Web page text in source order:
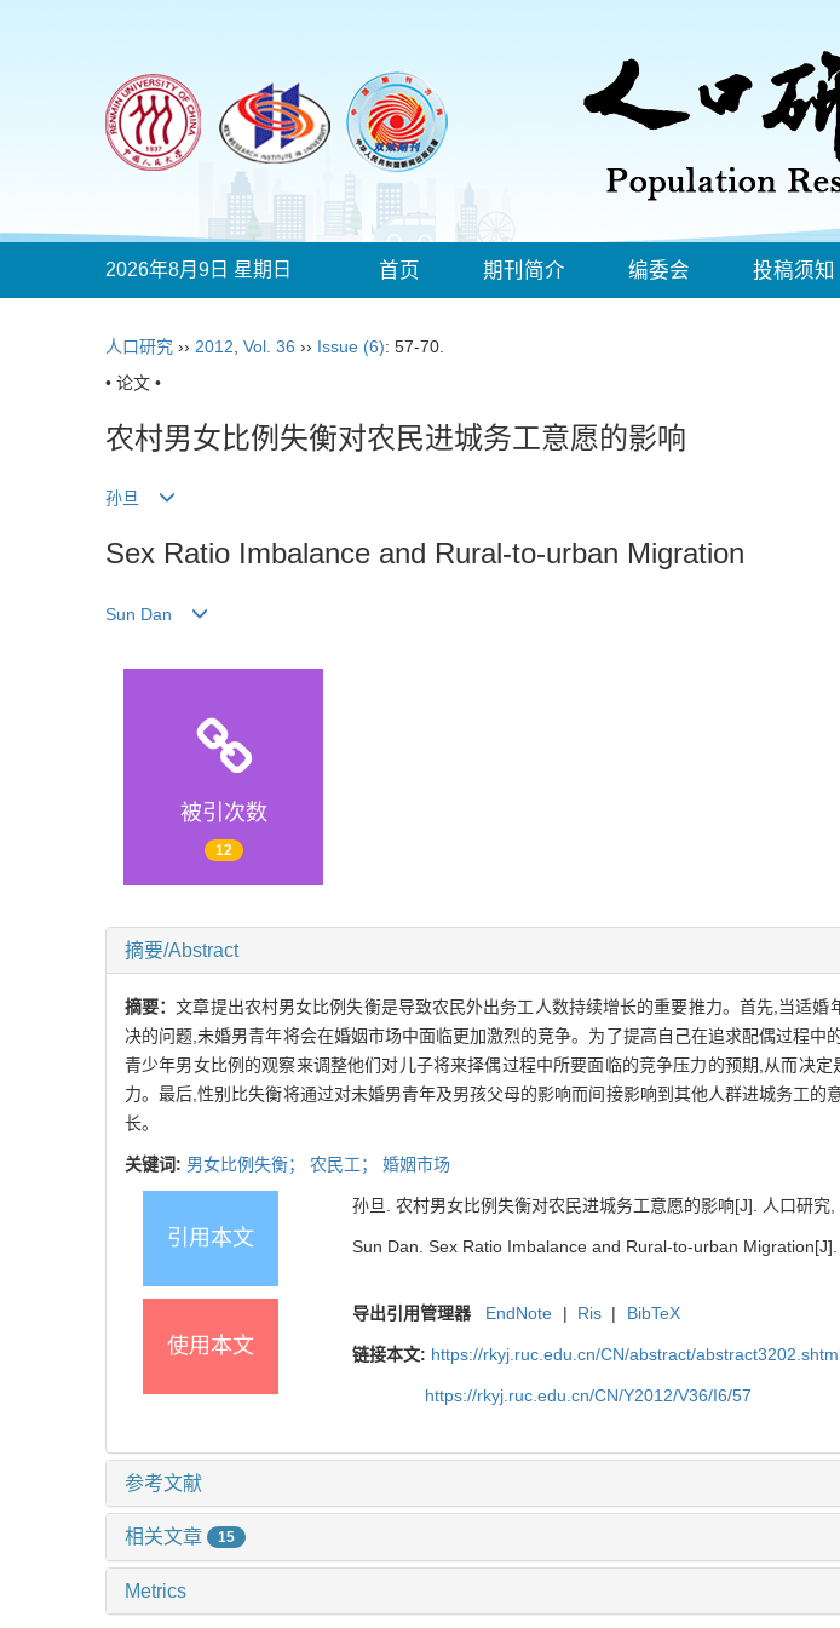
2026年8月9日 星期日 首页 期刊简介 编委会 投稿须知
人口研究 ›› 2012 Vol. 36 ›› Issue (6): 57-70.
• 论文 •
农村男女比例失衡对农民进城务工意愿的影响
孙旦
Sex Ratio Imbalance and Rural-to-urban Migration
Sun Dan
被引次数
12
摘要/Abstract
摘要：文章提出农村男女比例失衡是导致农民外出务工人数持续增长的重要推力。首先,当适
决的问题,未婚男青年将会在婚姻市场中面临更加激烈的竞争。为了提高自己在追求配偶过程
青少年男女比例的观察来调整他们对儿子将来择偶过程中所要面临的竞争压力的预期,从而决
力。最后,性别比失衡将通过对未婚男青年及男孩父母的影响而间接影响到其他人群进城务工
长。
关键词: 男女比例失衡； 农民工； 婚姻市场
引用本文
孙旦. 农村男女比例失衡对农民进城务工意愿的影响[J]. 人口研究
Sun Dan. Sex Ratio Imbalance and Rural-to-urban
使用本文
导出引用管理器 EndNote | Ris | BibTeX
链接本文: https://rkyj.ruc.edu.cn/CN/abstract/
https://rkyj.ruc.edu.cn/CN/Y2012/V36/I6/57
参考文献
相关文章 15
Metrics